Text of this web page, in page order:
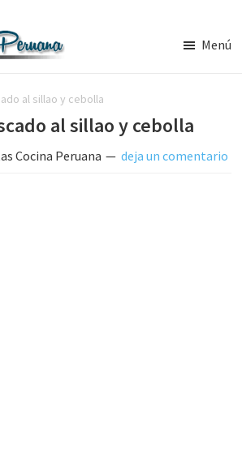
Menú
al sillao y cebolla
al sillao y cebolla
Cocina Peruana deja un comentario